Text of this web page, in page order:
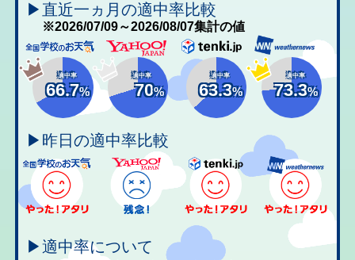
▶直近一ヵ月の適中率比較
※2026/07/09～2026/08/07集計の値
適中率
66.7%
適中率
70%
適中率
63.3%
適中率
73.3%
▶昨日の適中率比較
▶適中率について